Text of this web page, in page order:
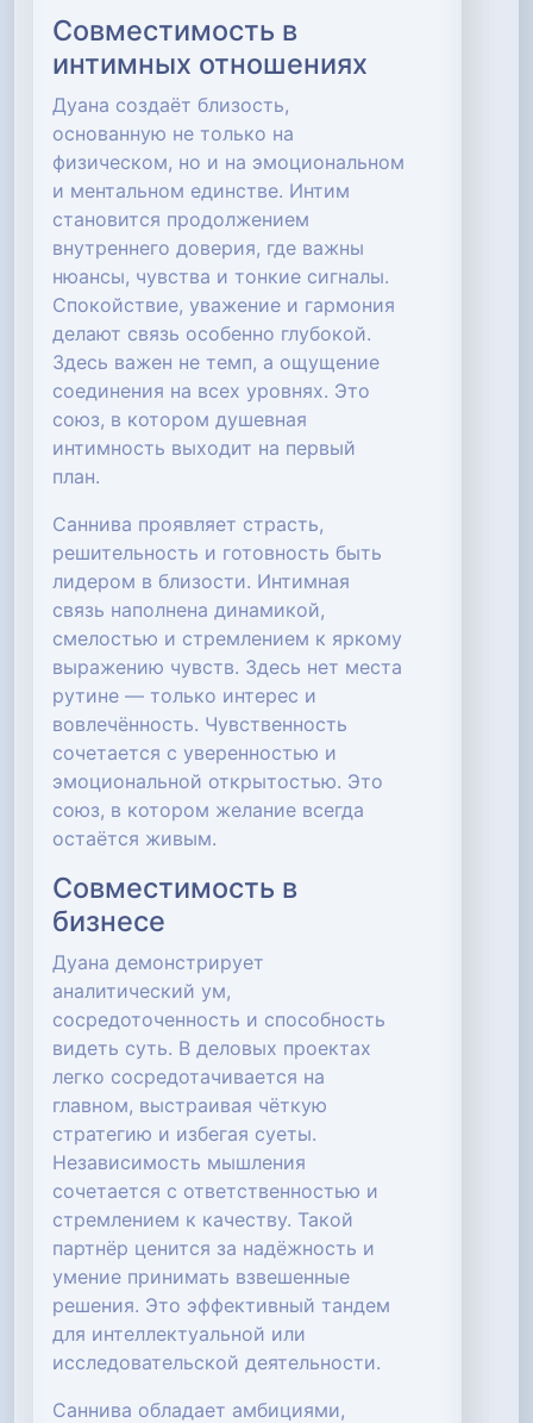
Совместимость в
интимных отношениях
Дуана создаёт близость,
основанную не только на
физическом, но и на эмоциональном
и ментальном единстве. Интим
становится продолжением
внутреннего доверия, где важны
нюансы, чувства и тонкие сигналы.
Спокойствие, уважение и гармония
делают связь особенно глубокой.
Здесь важен не темп, а ощущение
соединения на всех уровнях. Это
союз, в котором душевная
интимность выходит на первый
план.
Саннива проявляет страсть,
решительность и готовность быть
лидером в близости. Интимная
связь наполнена динамикой,
смелостью и стремлением к яркому
выражению чувств. Здесь нет места
рутине — только интерес и
вовлечённость. Чувственность
сочетается с уверенностью и
эмоциональной открытостью. Это
союз, в котором желание всегда
остаётся живым.
Совместимость в
бизнесе
Дуана демонстрирует
аналитический ум,
сосредоточенность и способность
видеть суть. В деловых проектах
легко сосредотачивается на
главном, выстраивая чёткую
стратегию и избегая суеты.
Независимость мышления
сочетается с ответственностью и
стремлением к качеству. Такой
партнёр ценится за надёжность и
умение принимать взвешенные
решения. Это эффективный тандем
для интеллектуальной или
исследовательской деятельности.
Саннива обладает амбициями,